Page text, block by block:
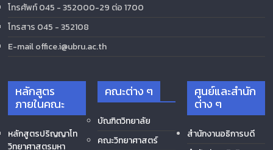
โทรศัพท์ 045 - 352000-29 ต่อ 1700
โทรสาร 045 - 352108
E-mail office.i@ubru.ac.th
หลักสูตร
ภายในคณะ
หลักสูตรปริญญาโท
วิทยาศาสตรมหา
คณะต่าง ๆ
บัณฑิตวิทยาลัย
คณะวิทยาศาสตร์
ศูนย์และสำนัก
ต่าง ๆ
สำนักงานอธิการบดี